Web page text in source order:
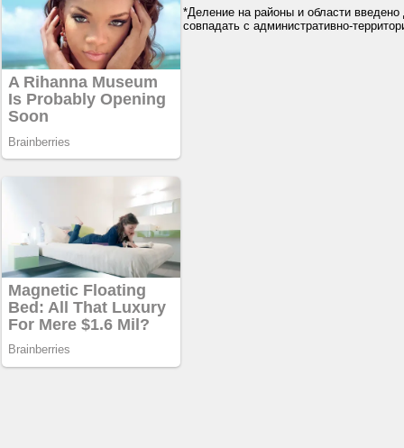
*Деление на районы и области введено
совпадать с административно-